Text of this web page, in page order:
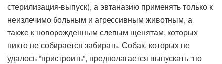
стерилизация-выпуск), а эвтаназию применять только к
неизлечимо больным и агрессивным животным, а
также к новорожденным слепым щенятам, которых
никто не собирается забирать. Собак, которых не
удалось “пристроить”, предполагается выпускать “по